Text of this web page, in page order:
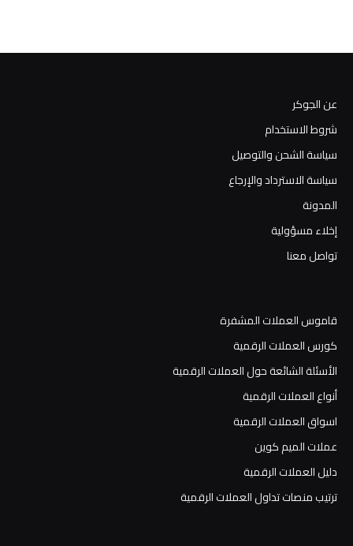
عن الجوكر
شروط الاستخدام
سياسة الشحن والتوصيل
سياسة الاسترداد والإرجاع
المدونة
إخلاء مسؤولية
تواصل معنا
قاموس العملات المشفرة
كورس العملات الرقمية
الأسئلة الشائعة حول العملات الرقمية
أنواع العملات الرقمية
اسواق العملات الرقمية
عملات الميم كوين
دليل العملات الرقمية
ترتيب منصات تداول العملات الرقمية